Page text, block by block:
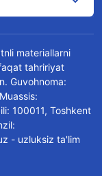
materiallarni
tahririyat
Guvohnoma:
100011, Toshkent
- uzluksiz ta'lim